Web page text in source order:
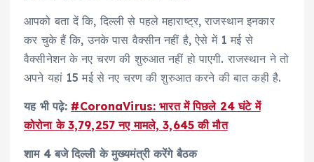
आपको बता दें कि, दिल्ली से पहले महाराष्ट्र, राजस्थान इनकार
कर चुके हैं कि, उनके पास वैक्सीन नहीं है, ऐसे में 1 मई से
वैक्सीनेशन के नए चरण की शुरुआत नहीं हो पाएगी. राजस्थान ने तो
अपने यहां 15 मई से नए चरण की शुरुआत करने की बात कही है.
यह भी पढ़े: #CoronaVirus: भारत में पिछले 24 घंटे में
कोरोना के 3,79,257 नए मामले, 3,645 की मौत
शाम 4 बजे दिल्ली के मुख्यमंत्री करेंगे बैठक